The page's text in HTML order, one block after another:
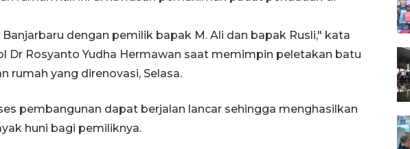
dengan pemilik bapak M. Ali dan bapak Rusli," kata
Dr Rosyanto Yudha Hermawan saat memimpin peletakan batu
rumah yang direnovasi, Selasa.
pembangunan dapat berjalan lancar sehingga menghasilkan
huni bagi pemiliknya.